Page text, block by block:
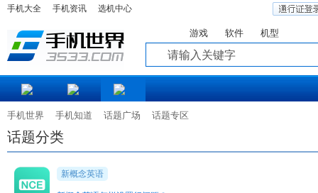
手机大全 手机资讯 选机中心
游戏 软件 机型
手机世界 手机知道 话题广场 话题专区
话题分类
新概念英语